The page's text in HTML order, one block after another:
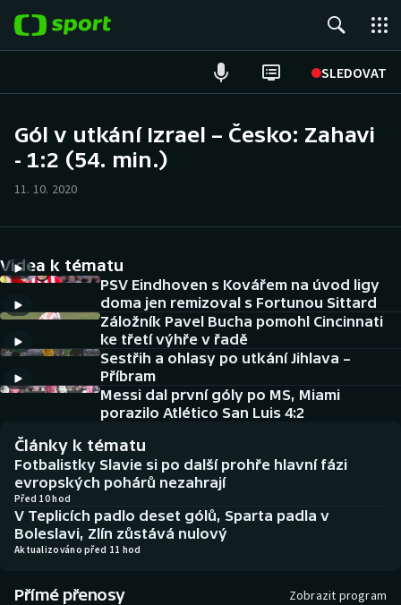
SLEDOVAT
Hokej
Cyklistika
DALŠÍ SPORTY
Americký fotbal
Baseball a softbal
Basketbal
Biatlon
Boby a skeleton
Box
NEPŘEHLÉDNĚTE
Historické návraty
Aplikace ČT sport
AZ kvíz
Gól v utkání Izrael – Česko: Zahavi
- 1:2 (54. min.)
11. 10. 2020
Videa k tématu
PSV Eindhoven s Kovářem na úvod ligy
doma jen remizoval s Fortunou Sittard
Záložník Pavel Bucha pomohl Cincinnati
ke třetí výhře v řadě
Sestřih a ohlasy po utkání Jihlava –
Příbram
Messi dal první góly po MS, Miami
porazilo Atlético San Luis 4:2
Články k tématu
Fotbalistky Slavie si po další prohře hlavní fázi
evropských pohárů nezahrají
Před 10 hod
V Teplicích padlo deset gólů, Sparta padla v
Boleslavi, Zlín zůstává nulový
Aktualizováno před 11 hod
Přímé přenosy Zobrazit program